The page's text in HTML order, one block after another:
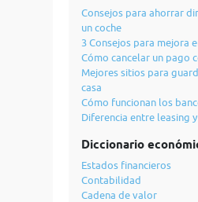
Consejos para ahorrar
un coche
3 Consejos para mejora
Cómo cancelar un pago
Mejores sitios para
casa
Cómo funcionan los
Diferencia entre leasing
Diccionario
Estados financieros
Contabilidad
Cadena de valor